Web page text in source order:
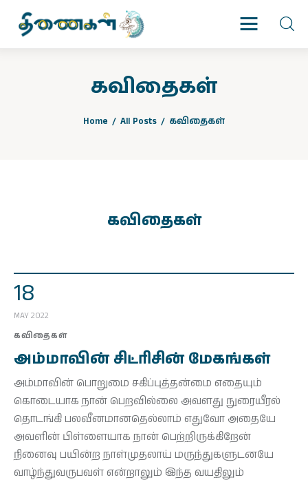
கவிதைகள்
Home All Posts கவிதைகள்
ஆசிரியர் பக்கம்
கவிதைகள்
18
MAY 2022
கவிதைகள்
அம்மாவின் சிட்ரிசின் மேகங்கள்
அம்மாவின் பொறுமை சகிப்புத்தன்மை எதையும்
கொடையாக நான் பெறவில்லை அவளது நுரையீரல்
தொடங்கி பலவீனமானதெல்லாம் எதுவோ அதையே
அவளின் பிள்ளையாக நான் பெற்றிருக்கிறேன்
நினைவு பயின்ற நாள்முதலாய் மருந்துகளுடனயே
வாழ்ந்துவருபவள் என்றாலும் இந்த வயதிலும்